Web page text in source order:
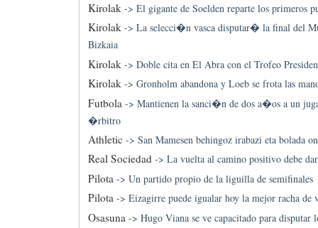
Kirolak-> El gigante de Soelden reparte los primeros
Kirolak-> La selecci�n vasca disputar� la final del
Bizkaia
Kirolak -> Doble cita en El Abra con el Trofeo
Kirolak-> Gronholm abandona y Loeb se frota las
Futbola -> Mantienen la sanci�n de dos a�os a un
�rbitro
Athletic -> San Mamesen behingoz irabazi eta bolada
Real Sociedad-> La vuelta al camino positivo debe
Pilota -> Un partido propio de la liguilla de semifinales
Pilota-> Eizagirre puede igualar hoy la mejor racha de
Osasuna -> Hugo Viana se ve capacitado para disputar